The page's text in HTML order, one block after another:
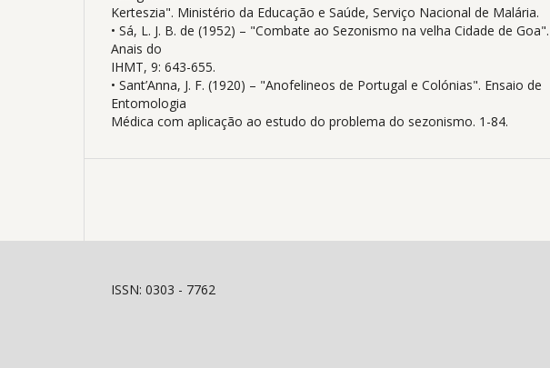
Kerteszia". Ministério da Educação e Saúde, Serviço Nacional de Malária.
• Sá, L. J. B. de (1952) – "Combate ao Sezonismo na velha Cidade de Goa".
Anais do
IHMT, 9: 643-655.
• Sant’Anna, J. F. (1920) – "Anofelineos de Portugal e Colónias". Ensaio de
Entomologia
Médica com aplicação ao estudo do problema do sezonismo. 1-84.
ISSN: 0303 - 7762